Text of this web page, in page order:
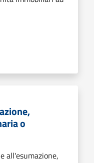
o
all'esumazione,